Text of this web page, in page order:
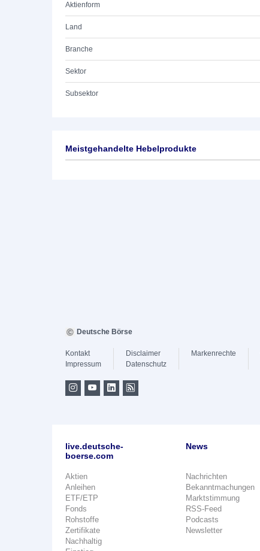
Aktienform
Land
Branche
Sektor
Subsektor
Meistgehandelte Hebelprodukte
Deutsche Börse
Kontakt
Impressum
Disclaimer
Datenschutz
Markenrechte
live.deutsche-
boerse.com
Aktien
Anleihen
ETF/ETP
Fonds
Rohstoffe
Zertifikate
Nachhaltig
News
Nachrichten
Bekanntmachungen
Marktstimmung
RSS-Feed
Podcasts
Newsletter